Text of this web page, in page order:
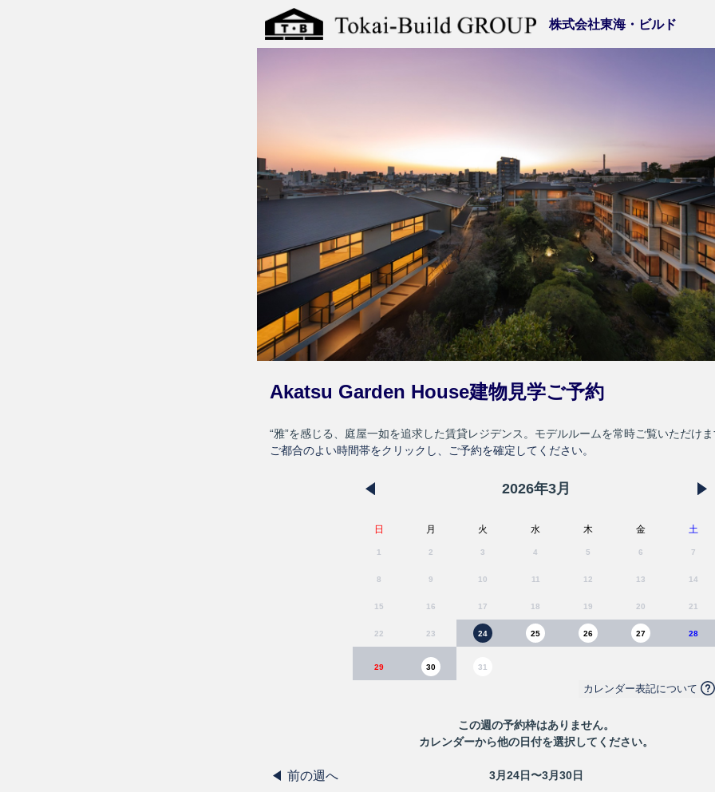
株式会社東海・ビルド
Akatsu Garden House建物見学ご予約
“雅”を感じる、庭屋一如を追求した賃貸レジデンス。モデルルームを常時ご覧いただけ
ご都合のよい時間帯をクリックし、ご予約を確定してください。
2026年3月
日 月 火 水 木 金 土
1 2 3 4 5 6 7
8 9 10 11 12 13 14
15 16 17 18 19 20 21
22 23 24 25 26 27 28
29 30 31
カレンダー表記について
この週の予約枠はありません。
カレンダーから他の日付を選択してください。
前の週へ 3月24日〜3月30日